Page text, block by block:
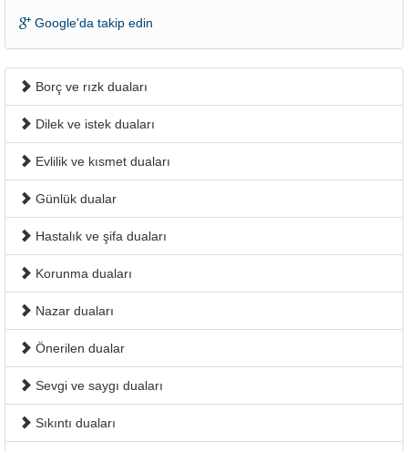
Google'da takip edin
Borç ve rızk duaları
Dilek ve istek duaları
Evlilik ve kısmet duaları
Günlük dualar
Hastalık ve şifa duaları
Korunma duaları
Nazar duaları
Önerilen dualar
Sevgi ve saygı duaları
Sıkıntı duaları